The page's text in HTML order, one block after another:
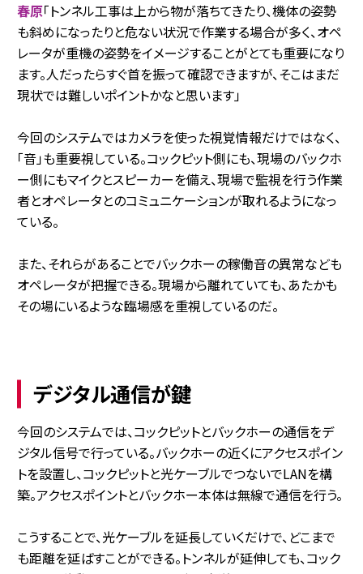
春原「トンネル工事は上から物が落ちてきたり、機体の姿勢
も斜めになったりと危ない状況で作業する場合が多く、オペ
レータが重機の姿勢をイメージすることがとても重要になり
ます。人だったらすぐ首を振って確認できますが、そこはまだ
現状では難しいポイントかなと思います」
今回のシステムではカメラを使った視覚情報だけではなく、
「音」も重要視している。コックピット側にも、現場のバックホ
ー側にもマイクとスピーカーを備え、現場で監視を行う作業
者とオペレータとのコミュニケーションが取れるようになっ
ている。
また、それらがあることでバックホーの稼働音の異常なども
オペレータが把握できる。現場から離れていても、あたかも
その場にいるような臨場感を重視しているのだ。
デジタル通信が鍵
今回のシステムでは、コックピットとバックホーの通信をデ
ジタル信号で行っている。バックホーの近くにアクセスポイン
トを設置し、コックピットと光ケーブルでつないでLANを構
築。アクセスポイントとバックホー本体は無線で通信を行う。
こうすることで、光ケーブルを延長していくだけで、どこまで
も距離を延ばすことができる。トンネルが延伸しても、コック